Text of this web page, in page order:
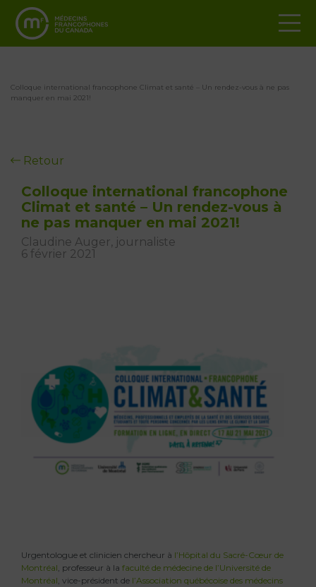
Colloque international francophone Climat et santé – Un rendez-vous à ne pas
manquer en mai 2021!
Retour
Colloque international francophone
Climat et santé – Un rendez-vous à
ne pas manquer en mai 2021!
Claudine Auger, journaliste
6 février 2021
Urgentologue et clinicien chercheur à l’Hôpital du Sacré-Cœur de
Montréal, professeur à la faculté de médecine de l’Université de
Montréal, vice-président de l’Association québécoise des médecins